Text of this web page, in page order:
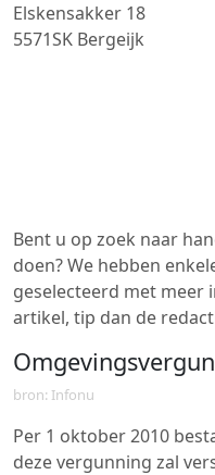
Elskensakker 18
5571SK Bergeijk
Bent u op zoek naar
doen? We hebben
geselecteerd met meer
artikel, tip dan de
bron: Infonu
Per 1 oktober 2010
deze vergunning zal